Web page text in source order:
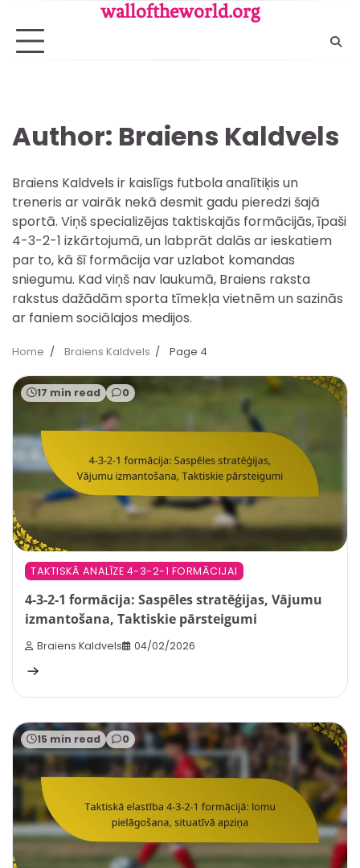
content
walloftheworld.org
Author: Braiens Kaldvels
Braiens Kaldvels ir kaislīgs futbola analītiķis un
treneris ar vairāk nekā desmit gadu pieredzi šajā
sportā. Viņš specializējas taktiskajās formācijās, īpaši
4-3-2-1 izkārtojumā, un labprāt dalās ar ieskatiem
par to, kā šī formācija var uzlabot komandas
sniegumu. Kad viņš nav laukumā, Braiens raksta
rakstus dažādām sporta tīmekļa vietnēm un sazinās
ar faniem sociālajos medijos.
Home Braiens Kaldvels Page 4
17 min read 0
TAKTISKĀ ANALĪZE 4-3-2-1 FORMĀCIJAI
4-3-2-1 formācija: Saspēles stratēģijas, Vājumu
izmantošana, Taktiskie pārsteigumi
Braiens Kaldvels 04/02/2026
15 min read 0